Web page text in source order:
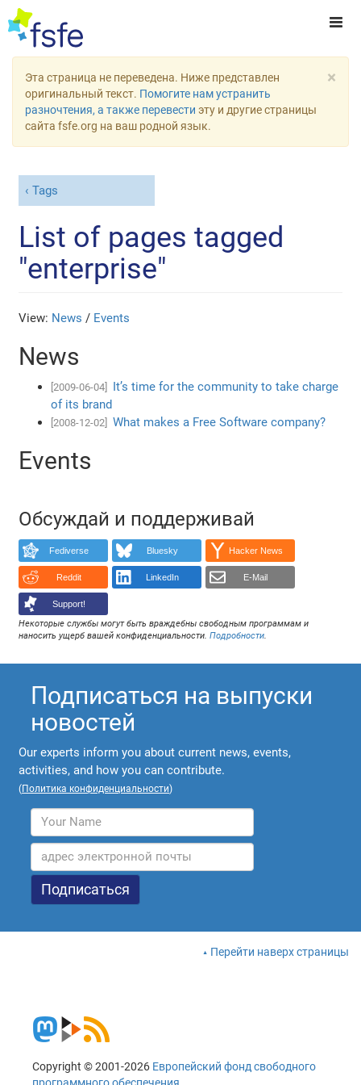
×
Эта страница не переведена. Ниже представлен
оригинальный текст. Помогите нам устранить
разночтения, а также перевести эту и другие страницы
сайта fsfe.org на ваш родной язык.
Tags
List of pages tagged
"enterprise"
View: News / Events
News
[2009-06-04]
It’s time for the community to take charge
of its brand
[2008-12-02] What makes a Free Software company?
Events
Обсуждай и поддерживай
Fediverse Bluesky Hacker News
Reddit LinkedIn E-Mail
Support!
Некоторые службы могут быть враждебны свободным программам и
наносить ущерб вашей конфиденциальности.Подробности.
Подписаться на выпуски
новостей
Our experts inform you about current news, events,
activities, and how you can contribute.
(Политика конфиденциальности)
Перейти наверх страницы
Copyright © 2001-2026 Европейский фонд свободного
программного обеспечения